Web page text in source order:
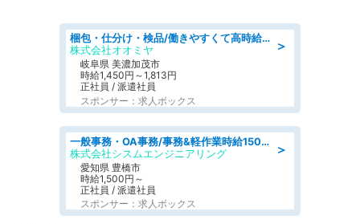
＞
梱包・仕分け・検品/働きやすくて高時給の仕分け作業長期休暇充実/残業なし
株式会社オオミヤ
岐阜県 美濃加茂市
時給1,450円～1,813円
正社員 / 派遣社員
スポンサー：求人ボックス
＞
一般事務・OA事務/事務&軽作業時給1500円土日祝休み各種社保完備
株式会社シスムエンジニアリング
愛知県 豊橋市
時給1,500円～
正社員 / 派遣社員
スポンサー：求人ボックス